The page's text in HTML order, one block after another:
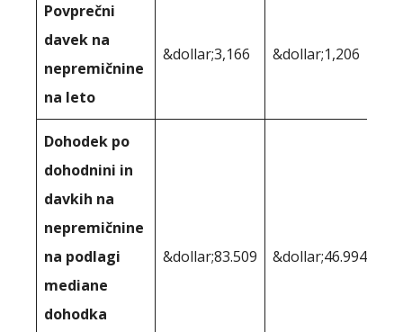
Povprečni
davek na
nepremičnine
na leto
&dollar;3,166 &dollar;1,206
Dohodek po
dohodnini in
davkih na
nepremičnine
na podlagi
mediane
dohodka
&dollar;83.509 &dollar;46.994